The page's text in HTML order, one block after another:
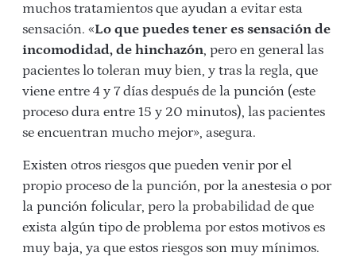
muchos tratamientos que ayudan a evitar esta
sensación. «Lo que puedes tener es sensación de
incomodidad, de hinchazón, pero en general las
pacientes lo toleran muy bien, y tras la regla, que
viene entre 4 y 7 días después de la punción (este
proceso dura entre 15 y 20 minutos), las pacientes
se encuentran mucho mejor», asegura.
Existen otros riesgos que pueden venir por el
propio proceso de la punción, por la anestesia o por
la punción folicular, pero la probabilidad de que
exista algún tipo de problema por estos motivos es
muy baja, ya que estos riesgos son muy mínimos.